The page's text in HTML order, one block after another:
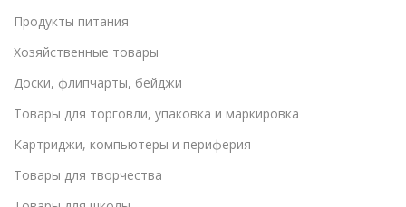
Продукты питания
Хозяйственные товары
Доски, флипчарты, бейджи
Товары для торговли, упаковка и маркировка
Картриджи, компьютеры и периферия
Товары для творчества